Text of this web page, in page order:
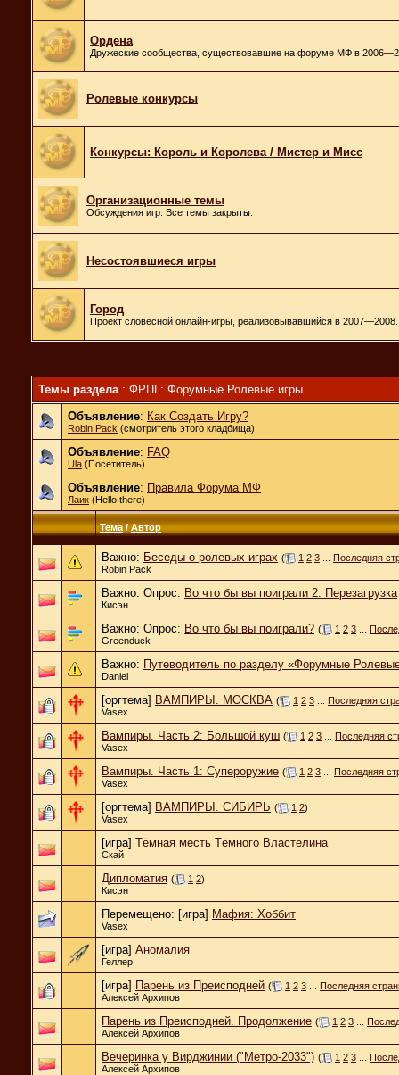
Ордена
Дружеские сообщества, существовавшие на форуме МФ в
Ролевые конкурсы
Конкурсы: Король и Королева / Мистер и Мисс
Организационные темы
Обсуждения игр. Все темы закрыты.
Несостоявшиеся игры
Город
Проект словесной онлайн-игры, реализовывавшийся в 2007—2008.
Темы раздела : ФРПГ: Форумные Ролевые игры
Объявление: Как Создать Игру?
Robin Pack (смотритель этого кладбища)
Объявление: FAQ
Ula (Посетитель)
Объявление: Правила Форума МФ
Лаик (Hello there)
Тема/Автор
Важно: Беседы о ролевых играх ( 1 2 3
Последняя
Robin Pack
Важно: Опрос: Во что бы вы поиграли 2: Перезагрузка
Кисэн
Важно: Опрос: Во что бы вы поиграли? ( 1 2 3
Greenduck
Важно: Путеводитель по разделу «Форумные
Daniel
[оргтема] ВАМПИРЫ. МОСКВА ( 1 2 3
Последняя
Vasex
Вампиры. Часть 2: Большой куш ( 1 2 3
Последняя
Vasex
Вампиры. Часть 1: Супероружие ( 1 2 3
Последняя
Vasex
[оргтема] ВАМПИРЫ. СИБИРЬ ( 1 2)
Vasex
[игра] Тёмная месть Тёмного Властелина
Скай
Дипломатия ( 1 2)
Кисэн
Перемещено: [игра] Мафия: Хоббит
Vasex
[игра] Аномалия
Геллер
[игра] Парень из Преисподней ( 1 2 3
Последняя
Алексей Архипов
Парень из Преисподней. Продолжение ( 1 2 3
Алексей Архипов
Вечеринка у Вирджинии ("Метро-2033") ( 1 2 3
Алексей Архипов